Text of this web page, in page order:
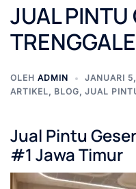
JUAL PINTU
OLEH ADMIN
JANUARI
ARTIKEL, BLOG, JUAL
Jual Pintu
#1 Jawa Timur